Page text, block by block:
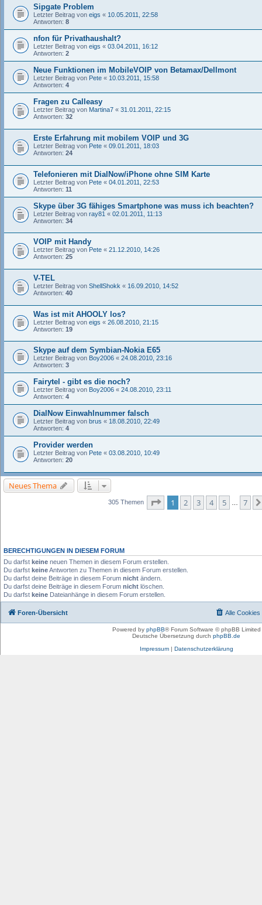
Sipgate Problem
Letzter Beitrag von eigs « 10.05.2011, 22:58
Antworten: 8
nfon für Privathaushalt?
Letzter Beitrag von eigs « 03.04.2011, 16:12
Antworten: 2
Neue Funktionen im MobileVOIP von Betamax/Dellmont
Letzter Beitrag von Pete « 10.03.2011, 15:58
Antworten: 4
Fragen zu Calleasy
Letzter Beitrag von Martina7 « 31.01.2011, 22:15
Antworten: 32
Erste Erfahrung mit mobilem VOIP und 3G
Letzter Beitrag von Pete « 09.01.2011, 18:03
Antworten: 24
Telefonieren mit DialNow/iPhone ohne SIM Karte
Letzter Beitrag von Pete « 04.01.2011, 22:53
Antworten: 11
Skype über 3G fähiges Smartphone was muss ich beachten?
Letzter Beitrag von ray81 « 02.01.2011, 11:13
Antworten: 34
VOIP mit Handy
Letzter Beitrag von Pete « 21.12.2010, 14:26
Antworten: 25
V-TEL
Letzter Beitrag von ShellShokk « 16.09.2010, 14:52
Antworten: 40
Was ist mit AHOOLY los?
Letzter Beitrag von eigs « 26.08.2010, 21:15
Antworten: 19
Skype auf dem Symbian-Nokia E65
Letzter Beitrag von Boy2006 « 24.08.2010, 23:16
Antworten: 3
Fairytel - gibt es die noch?
Letzter Beitrag von Boy2006 « 24.08.2010, 23:11
Antworten: 4
DialNow Einwahlnummer falsch
Letzter Beitrag von brus « 18.08.2010, 22:49
Antworten: 4
Provider werden
Letzter Beitrag von Pete « 03.08.2010, 10:49
Antworten: 20
Neues Thema
305 Themen Seite von
1 2 3 4 5 7
BERECHTIGUNGEN IN DIESEM FORUM
Du darfst keine neuen Themen in diesem Forum erstellen.
Du darfst keineAntworten zu Themen in diesem Forum erstellen.
Du darfst deine Beiträge in diesem Forum nicht ändern.
Du darfst deine Beiträge in diesem Forum nicht löschen.
Du darfst keine Dateianhänge in diesem Forum erstellen.
Foren-Übersicht Alle Cookies
Powered by phpBB® Forum Software © phpBB Limited
Deutsche Übersetzung durch phpBB.de
Impressum| Datenschutzerklärung